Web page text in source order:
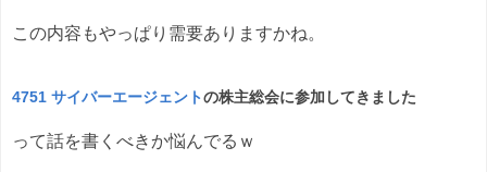
この内容もやっぱり需要ありますかね。
4751 サイバーエージェントの株主総会に参加してきました
って話を書くべきか悩んでるｗ